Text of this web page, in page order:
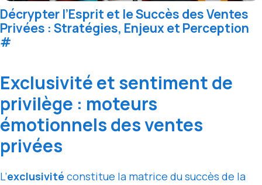
Décrypter l’Esprit et le Succès des Ventes
Privées : Stratégies, Enjeux et Perception
#
Exclusivité et sentiment de
privilège : moteurs
émotionnels des ventes
privées
L’exclusivité constitue la matrice du succès de la